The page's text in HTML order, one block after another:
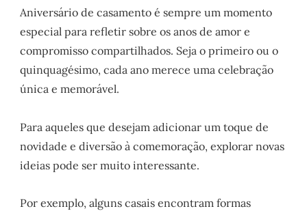
Aniversário de casamento é sempre um momento
especial para refletir sobre os anos de amor e
compromisso compartilhados. Seja o primeiro ou o
quinquagésimo, cada ano merece uma celebração
única e memorável.
Para aqueles que desejam adicionar um toque de
novidade e diversão à comemoração, explorar novas
ideias pode ser muito interessante.
Por exemplo, alguns casais encontram formas